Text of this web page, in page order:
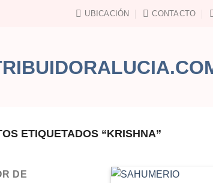
UBICACIÓN CONTACTO
ETIQUETADOS “KRISHNA”
DE